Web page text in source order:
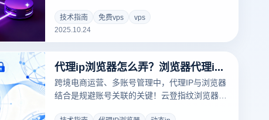
效的远程运营，规避账号封禁风险。
技术指南 免费vps
vps
2025.10.24
代理ip浏览器怎么弄？浏览器代理ip设置在哪里
跨境电商运营、多账号管理中，代理IP与浏览器
结合是规避账号关联的关键！云登指纹浏览器搭